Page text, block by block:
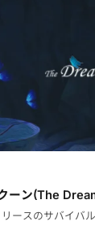
ーン(The
ースのサバイバ